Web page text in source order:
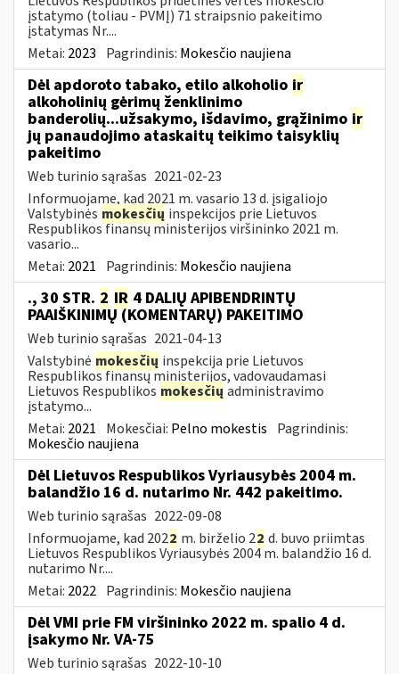
įstatymo (toliau ­- PVMĮ) 71 straipsnio pakeitimo
įstatymas Nr....
Metai: 2023 Pagrindinis: Mokesčio naujiena
Dėl apdoroto tabako, etilo alkoholio ir
alkoholinių gėrimų ženklinimo
banderolių...užsakymo, išdavimo, grąžinimo ir
jų panaudojimo ataskaitų teikimo taisyklių
pakeitimo
Web turinio sąrašas 2021-02-23
Informuojame, kad 2021 m. vasario 13 d. įsigaliojo
Valstybinės mokesčių inspekcijos prie Lietuvos
Respublikos finansų ministerijos viršininko 2021 m.
vasario...
Metai: 2021 Pagrindinis: Mokesčio naujiena
., 30 STR. 2 IR 4 DALIŲ APIBENDRINTŲ
PAAIŠKINIMŲ (KOMENTARŲ) PAKEITIMO
Web turinio sąrašas 2021-04-13
Valstybinė mokesčių inspekcija prie Lietuvos
Respublikos finansų ministerijos, vadovaudamasi
Lietuvos Respublikos mokesčių administravimo
įstatymo...
Metai: 2021 Mokesčiai: Pelno mokestis Pagrindinis:
Mokesčio naujiena
Dėl Lietuvos Respublikos Vyriausybės 2004 m.
balandžio 16 d. nutarimo Nr. 442 pakeitimo.
Web turinio sąrašas 2022-09-08
Informuojame, kad 2022 m. birželio 22 d. buvo priimtas
Lietuvos Respublikos Vyriausybės 2004 m. balandžio 16 d.
nutarimo Nr....
Metai: 2022 Pagrindinis: Mokesčio naujiena
Dėl VMI prie FM viršininko 2022 m. spalio 4 d.
įsakymo Nr. VA-75
Web turinio sąrašas 2022-10-10